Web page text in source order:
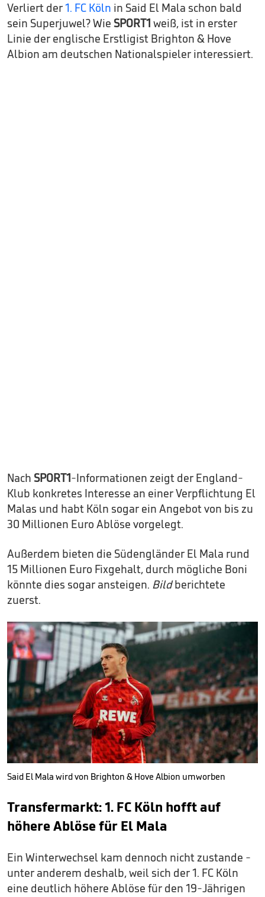
Verliert der1. FC Köln in Said El Mala schon bald
sein Superjuwel? Wie SPORT1 weiß, ist in erster
Linie der englische Erstligist Brighton & Hove
Albion am deutschen Nationalspieler interessiert.
Nach SPORT1-Informationen zeigt der England-
Klub konkretes Interesse an einer Verpflichtung El
Malas und habt Köln sogar ein Angebot von bis zu
30 Millionen Euro Ablöse vorgelegt.
Außerdem bieten die Südengländer El Mala rund
15 Millionen Euro Fixgehalt, durch mögliche Boni
könnte dies sogar ansteigen. Bildberichtete
zuerst.
Said El Mala wird von Brighton & Hove Albion umworben
Transfermarkt: 1. FC Köln hofft auf
höhere Ablöse für El Mala
Ein Winterwechsel kam dennoch nicht zustande -
unter anderem deshalb, weil sich der 1. FC Köln
eine deutlich höhere Ablöse für den 19-Jährigen